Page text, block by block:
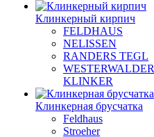
Клинкерный кирпич
FELDHAUS
NELISSEN
RANDERS TEGL
WESTERWALDER
KLINKER
Клинкерная брусчатка
Feldhaus
Stroeher